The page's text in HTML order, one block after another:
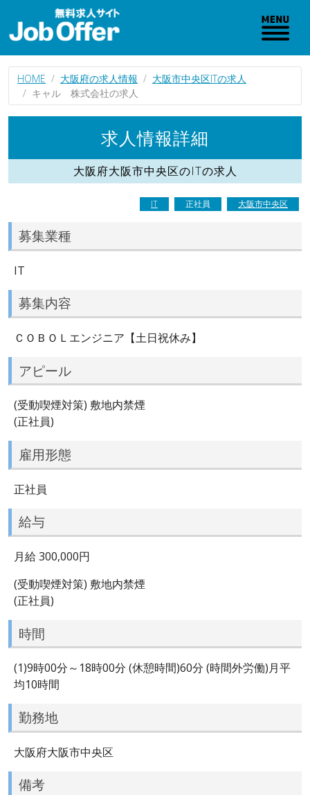
HOME 大阪府の求人情報
大阪市中央区ITの求人
キャル 株式会社の求人
求人情報詳細
大阪府大阪市中央区のITの求人
IT 正社員 大阪市中央区
募集業種
IT
募集内容
ＣＯＢＯＬエンジニア【土日祝休み】
アピール
(受動喫煙対策) 敷地内禁煙
(正社員)
雇用形態
正社員
給与
月給 300,000円
(受動喫煙対策) 敷地内禁煙
(正社員)
時間
(1)9時00分～18時00分 (休憩時間)60分 (時間外労働)月平
均10時間
勤務地
大阪府大阪市中央区
備考